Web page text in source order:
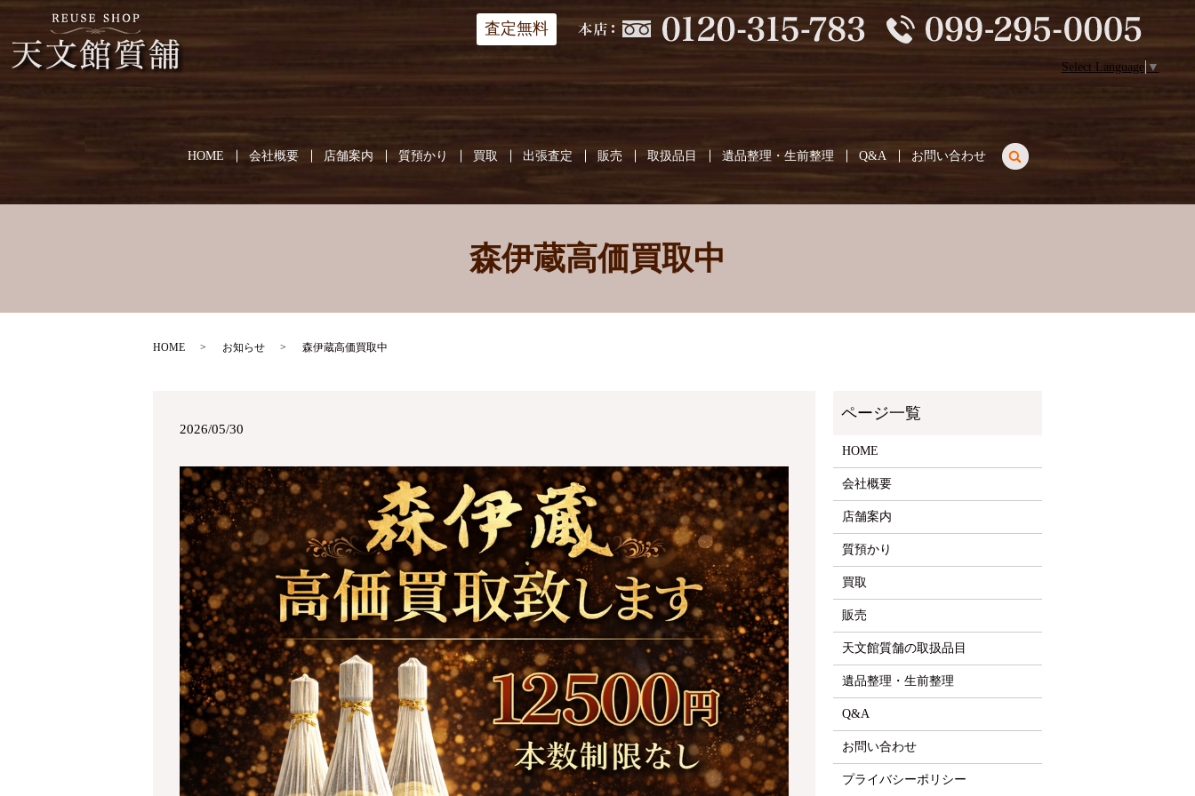
HOME 会社概要 店舗案内 質預かり 買取 出張査定 販売 取扱品目 遺品整理・生前整理 Q&A お問い合わせ search
査定無料
Select Language ▼
森伊蔵高価買取中
HOME お知らせ 森伊蔵高価買取中
2026/05/30
HOME
会社概要
店舗案内
質預かり
買取
販売
天文館質舗の取扱品目
遺品整理・生前整理
Q&A
お問い合わせ
プライバシーポリシー